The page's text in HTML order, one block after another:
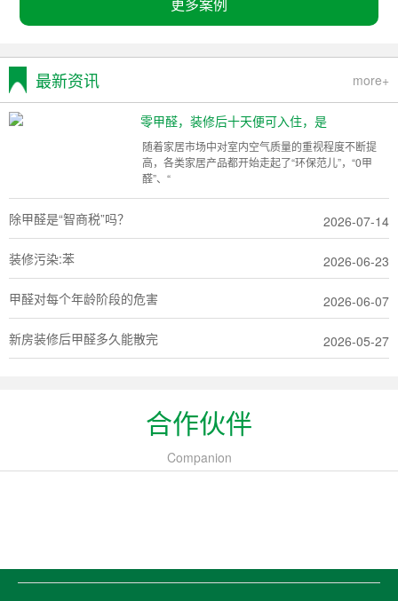
最新资讯 more+
零甲醛，装修后十天便可入住，是
随着家居市场中对室内空气质量的重视程度不断提
高，各类家居产品都开始走起了“环保范儿”，“0甲
醛”、“
除甲醛是“智商税”吗？ 2026-07-14
装修污染:苯 2026-06-23
甲醛对每个年龄阶段的危害 2026-06-07
新房装修后甲醛多久能散完 2026-05-27
合作伙伴
Companion